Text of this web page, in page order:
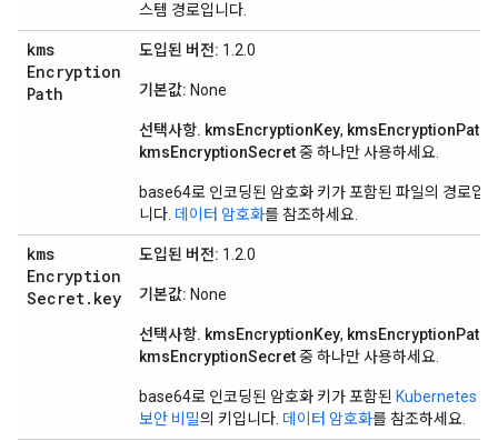
스템 경로입니다.
kms
Encryption
Path
도입된 버전: 1.2.0
기본값: None
선택사항. kmsEncryptionKey, kmsEncryptionPath
kmsEncryptionSecret중 하나만 사용하세요.
base64로 인코딩된 암호화 키가 포함된 파일의 경로입
니다. 데이터 암호화를 참조하세요.
kms
Encryption
Secret. key
도입된 버전: 1.2.0
기본값: None
선택사항. kmsEncryptionKey, kmsEncryptionPath
kmsEncryptionSecret중 하나만 사용하세요.
base64로 인코딩된 암호화 키가 포함된 Kubernetes
보안 비밀의 키입니다. 데이터 암호화를 참조하세요.